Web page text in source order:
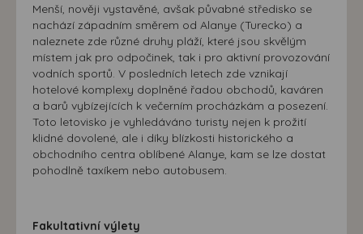
Menší, nověji vystavěné, avšak půvabné středisko se
nachází západním směrem od Alanye (Turecko) a
naleznete zde různé druhy pláží, které jsou skvělým
místem jak pro odpočinek, tak i pro aktivní provozování
vodních sportů. V posledních letech zde vznikají
hotelové komplexy doplněné řadou obchodů, kaváren
a barů vybízejících k večerním procházkám a posezení.
Toto letovisko je vyhledáváno turisty nejen k prožití
klidné dovolené, ale i díky blízkosti historického a
obchodního centra oblíbené Alanye, kam se lze dostat
pohodlně taxíkem nebo autobusem.
Fakultativní výlety
možná bezprostřední identifikace uživatele. Bez vyjádření
souhlasu, nedojde k zobrazování obsahu a reklam
přizpůsobených Vašim zájmům.